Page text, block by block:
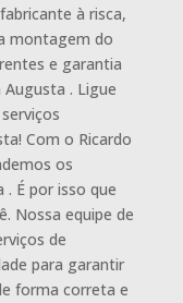
à risca,
montagem do
e garantia
. Ligue
Com o Ricardo
os
É por isso que
Nossa equipe de
de
para garantir
forma correta e